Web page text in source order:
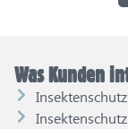
Was Kunden